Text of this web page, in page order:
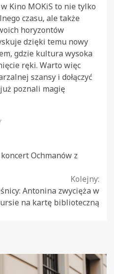
Kino MOKiS to nie tylko
czasu, ale także
horyzontów
dzięki temu nowy
gdzie kultura wysoka
ręki. Warto więc
szansy i dołączyć
poznali magię
Ochmanów z
Kolejny:
Antonina zwycięża w
na kartę biblioteczną